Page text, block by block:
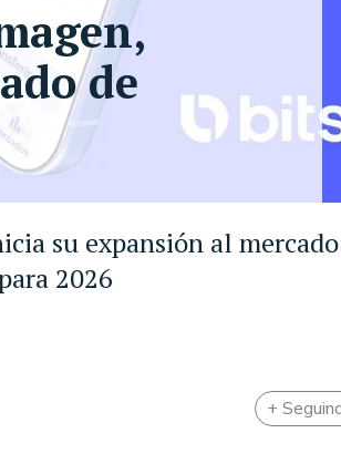
su expansión al
2026
de
+